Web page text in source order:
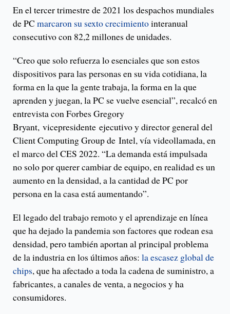
En el tercer trimestre de 2021 los despachos mundiales
de PC marcaron su sexto crecimientointeranual
consecutivo con 82,2 millones de unidades.
“Creo que solo refuerza lo esenciales que son estos
dispositivos para las personas en su vida cotidiana, la
forma en la que la gente trabaja, la forma en la que
aprenden y juegan, la PC se vuelve esencial”, recalcó en
entrevista con Forbes Gregory
Bryant, vicepresidente ejecutivo y director general del
Client Computing Group de Intel, vía videollamada, en
el marco del CES 2022. “La demanda está impulsada
no solo por querer cambiar de equipo, en realidad es un
aumento en la densidad, a la cantidad de PC por
persona en la casa está aumentando”.
El legado del trabajo remoto y el aprendizaje en línea
que ha dejado la pandemia son factores que rodean esa
densidad, pero también aportan al principal problema
de la industria en los últimos años: la escasez global de
chips, que ha afectado a toda la cadena de suministro, a
fabricantes, a canales de venta, a negocios y ha
consumidores.